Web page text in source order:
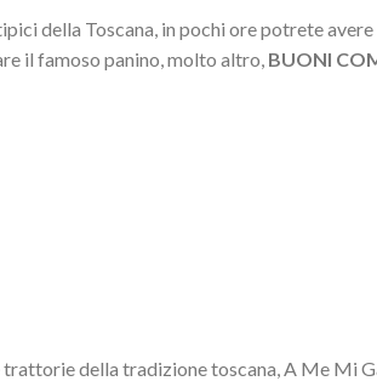
della Toscana, in pochi ore potrete
il famoso panino, molto altro, BUONI
della tradizione toscana, A Me Mi